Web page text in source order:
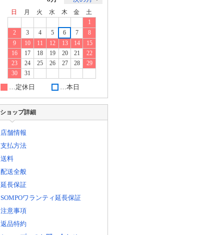
日 月 火 水 木 金
土
1
2
3 4 5 6 7
8
9
10 11 12 13 14
15
16
17 18 19 20 21
22
23
24 25 26 27 28
29
30
31
…定休日 …本日
ショップ詳細
店舗情報
支払方法
送料
配送全般
延長保証
SOMPOワランティ延長保証
注意事項
返品特約